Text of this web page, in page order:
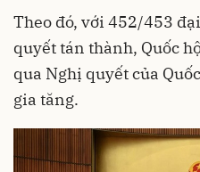
Theo đó, với 452/453
quyết tán thành, Quốc
qua Nghị quyết của
gia tăng.